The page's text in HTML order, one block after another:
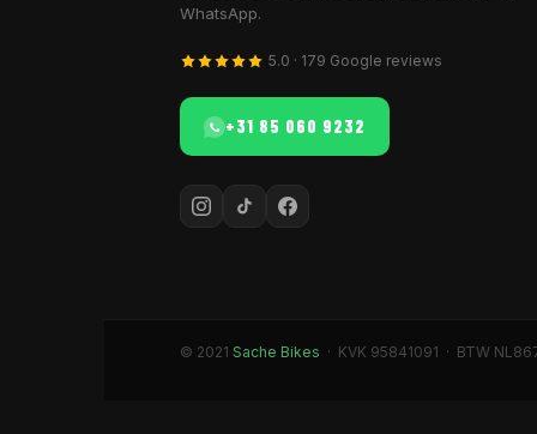
WhatsApp.
5.0 · 179 Google reviews
+31 85 060 9232
© 2021 Sache Bikes · KVK 95841091 · BTW